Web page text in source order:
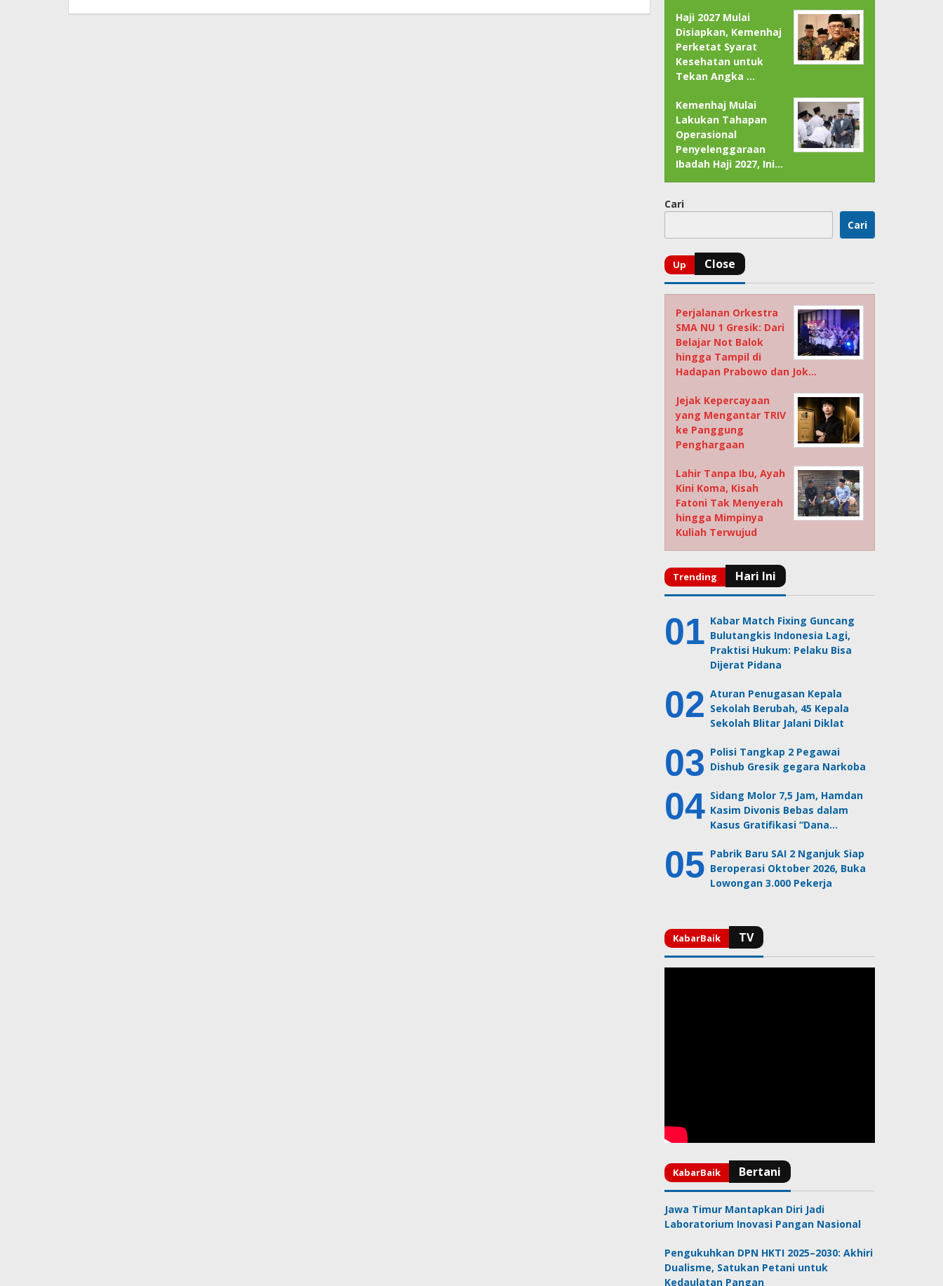
Haji 2027 Mulai
Disiapkan, Kemenhaj
Perketat Syarat
Kesehatan untuk
Tekan Angka …
Kemenhaj Mulai
Lakukan Tahapan
Operasional
Penyelenggaraan
Ibadah Haji 2027, Ini…
Cari
Cari
Perjalanan Orkestra
SMA NU 1 Gresik: Dari
Belajar Not Balok
hingga Tampil di
Hadapan Prabowo dan Jok…
Jejak Kepercayaan
yang Mengantar TRIV
ke Panggung
Penghargaan
Lahir Tanpa Ibu, Ayah
Kini Koma, Kisah
Fatoni Tak Menyerah
hingga Mimpinya
Kuliah Terwujud
Kabar Match Fixing Guncang
Bulutangkis Indonesia Lagi,
Praktisi Hukum: Pelaku Bisa
Dijerat Pidana
Aturan Penugasan Kepala
Sekolah Berubah, 45 Kepala
Sekolah Blitar Jalani Diklat
Polisi Tangkap 2 Pegawai
Dishub Gresik gegara Narkoba
Sidang Molor 7,5 Jam, Hamdan
Kasim Divonis Bebas dalam
Kasus Gratifikasi “Dana…
Pabrik Baru SAI 2 Nganjuk Siap
Beroperasi Oktober 2026, Buka
Lowongan 3.000 Pekerja
Jawa Timur Mantapkan Diri Jadi
Laboratorium Inovasi Pangan Nasional
Pengukuhkan DPN HKTI 2025–2030: Akhiri
Dualisme, Satukan Petani untuk
Kedaulatan Pangan